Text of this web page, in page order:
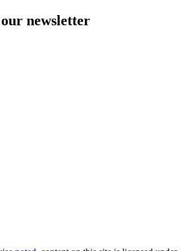
newsletter